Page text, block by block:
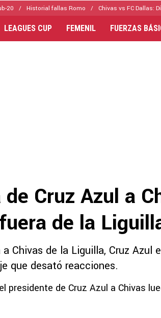
20 Historial fallas Romo Chivas vs FC Dallas:
LEAGUES CUP FEMENIL FUERZAS
Cruz Azul a
de la
Chivas de la Liguilla, Cruz Azul
que desató reacciones.
presidente de Cruz Azul a Chivas